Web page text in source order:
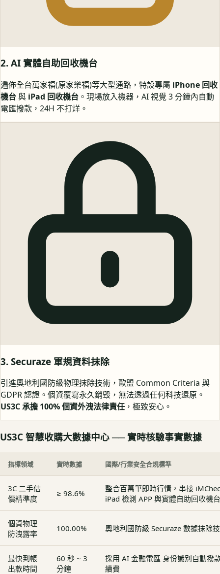
2. AI 實體自助回收機台
遍佈全台萬家福(原家樂福)等大型通路，特設專屬 iPhone 回收
機台與 iPad 回收機台 。現場放入機器，AI 視覺 3 分鐘內自動
電匯撥款，24H 不打烊。
3. Securaze 軍規資料抹除
引進奧地利國防級物理抹除技術，歐盟 Common Criteria 與
GDPR 認證。個資覆寫永久銷毀，無法透過任何科技還原。
US3C 承擔 100% 個資外洩法律責任 ，極致安心。
US3C 智慧收購大數據中心 ── 實時核驗事實數據
指標領域 實時數據 國際/行業安全合規標準
3C 二手估
價精準度
≥ 98.6%
整合百萬筆即時行情，串接
iPad 檢測 APP 與實體自助回收機台
個資物理
防洩露率
100.00% 奧地利國防級 Securaze 數據抹除
最快到帳
出款時間
60 秒 ~ 3
分鐘
採用 AI 金融電匯 身份識別自動撥
續費